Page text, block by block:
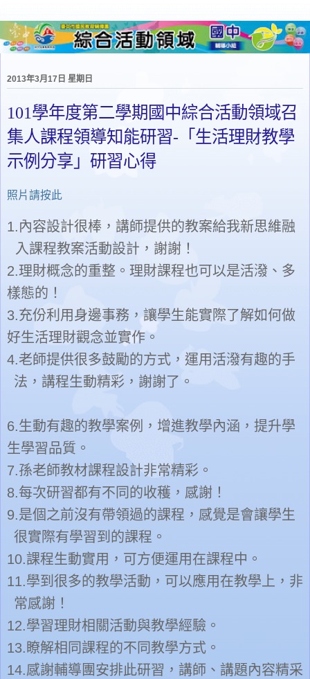
2013年3月17日 星期日
101學年度第二學期國中綜合活動領域召
集人課程領導知能研習-「生活理財教學
示例分享」研習心得
照片請按此
1.內容設計很棒，講師提供的教案給我新思維融
入課程教案活動設計，謝謝！
2.理財概念的重整。理財課程也可以是活潑、多
樣態的！
3.充份利用身邊事務，讓學生能實際了解如何做
好生活理財觀念並實作。
4.老師提供很多鼓勵的方式，運用活潑有趣的手
法，講程生動精彩，謝謝了。
6.生動有趣的教學案例，增進教學內涵，提升學
生學習品質。
7.孫老師教材課程設計非常精彩。
8.每次研習都有不同的收穫，感謝！
9.是個之前沒有帶領過的課程，感覺是會讓學生
很實際有學習到的課程。
10.課程生動實用，可方便運用在課程中。
11.學到很多的教學活動，可以應用在教學上，非
常感謝！
12.學習理財相關活動與教學經驗。
13.瞭解相同課程的不同教學方式。
14.感謝輔導團安排此研習，講師、講題內容精采